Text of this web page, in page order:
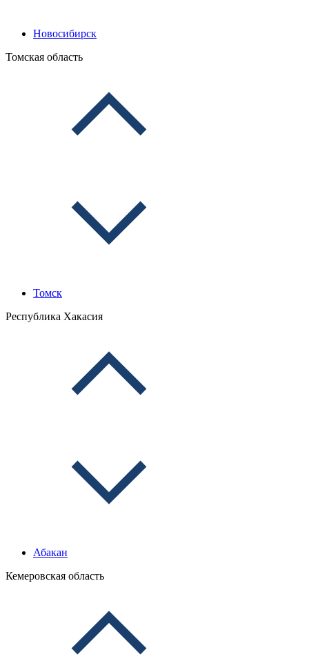
Новосибирск
Томская область
Томск
Республика Хакасия
Абакан
Кемеровская область